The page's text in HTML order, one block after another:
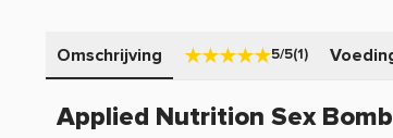
Omschrijving 5/5(1)
Applied Nutrition Sex